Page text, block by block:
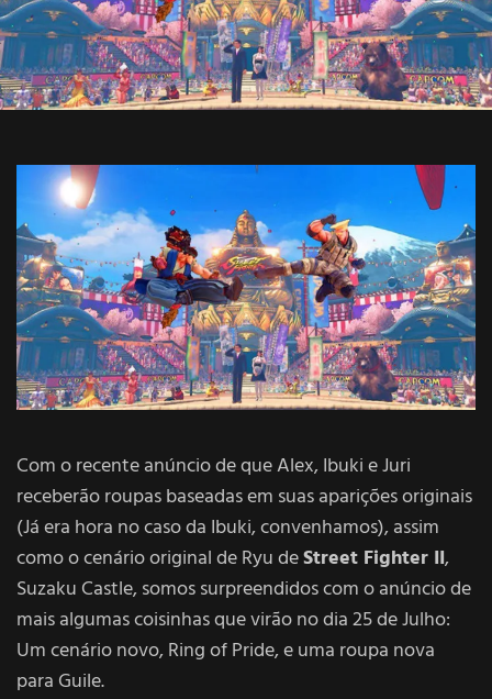
Com o recente anúncio de que Alex, Ibuki e Juri
receberão roupas baseadas em suas aparições originais
(Já era hora no caso da Ibuki, convenhamos), assim
como o cenário original de Ryu deStreet Fighter II,
Suzaku Castle, somos surpreendidos com o anúncio de
mais algumas coisinhas que virão no dia 25 de Julho:
Um cenário novo, Ring of Pride, e uma roupa nova
para Guile.